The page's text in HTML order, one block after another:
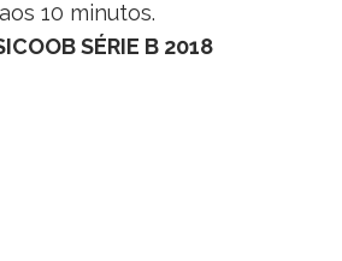
10 minutos.
SÉRIE B 2018